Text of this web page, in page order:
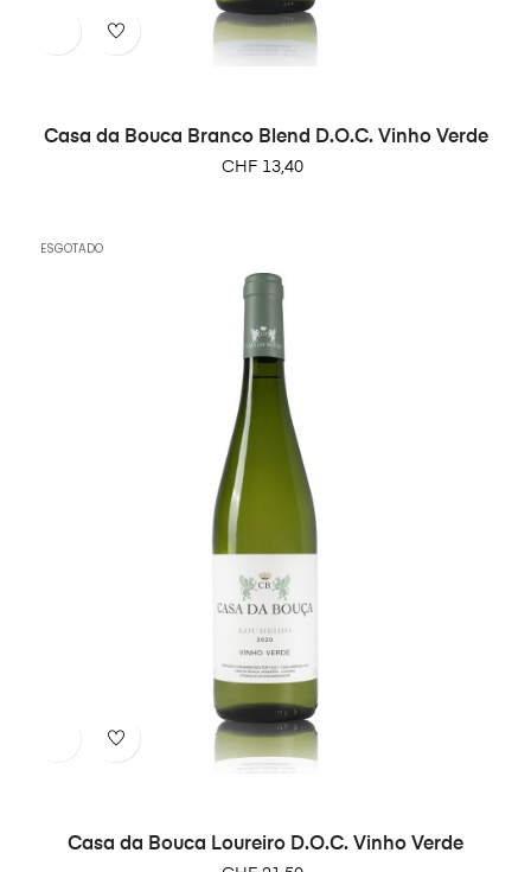
Casa da Bouca Branco Blend D.O.C. Vinho Verde
Preço
CHF 13,40
ESGOTADO
Casa da Bouca Loureiro D.O.C. Vinho Verde